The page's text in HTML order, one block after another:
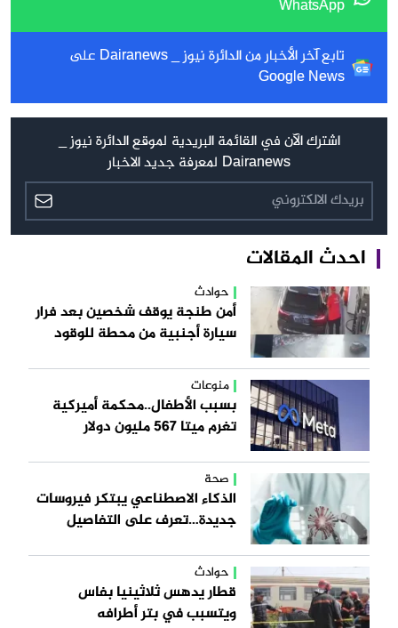
WhatsApp
تابع آخر الأخبار من الدائرة نيوز _ Dairanews على
Google News
اشترك الآن في القائمة البريدية لموقع الدائرة نيوز _
Dairanews لمعرفة جديد الاخبار
احدث المقالات
حوادث
أمن طنجة يوقف شخصين بعد فرار
سيارة أجنبية من محطة للوقود
منوعات
بسبب الأطفال..محكمة أميركية
تغرم ميتا 567 مليون دولار
صحة
الذكاء الاصطناعي يبتكر فيروسات
جديدة…تعرف على التفاصيل
حوادث
قطار يدهس ثلاثينيا بفاس
ويتسبب في بتر أطرافه